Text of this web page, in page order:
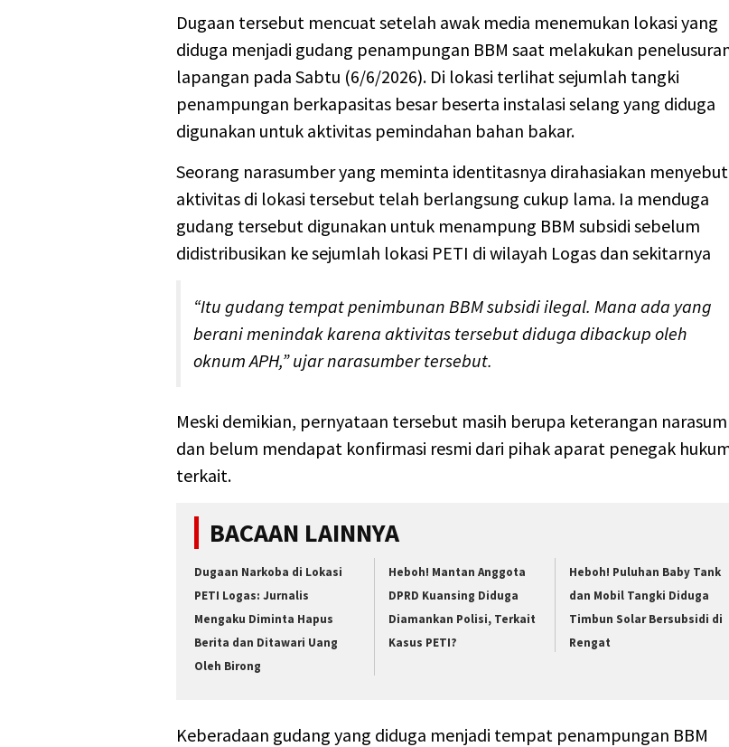
Dugaan tersebut mencuat setelah awak media menemukan lokasi yang
diduga menjadi gudang penampungan BBM saat melakukan
lapangan pada Sabtu (6/6/2026). Di lokasi terlihat sejumlah tangki
penampungan berkapasitas besar beserta instalasi selang yang diduga
digunakan untuk aktivitas pemindahan bahan bakar.
Seorang narasumber yang meminta identitasnya dirahasiakan menyebut
aktivitas di lokasi tersebut telah berlangsung cukup lama. Ia menduga
gudang tersebut digunakan untuk menampung BBM subsidi sebelum
didistribusikan ke sejumlah lokasi PETI di wilayah Logas dan sekitarnya
“Itu gudang tempat penimbunan BBM subsidi ilegal. Mana ada yang
berani menindak karena aktivitas tersebut diduga dibackup oleh
oknum APH,” ujar narasumber tersebut.
Meski demikian, pernyataan tersebut masih berupa keterangan
dan belum mendapat konfirmasi resmi dari pihak aparat penegak
terkait.
BACAAN LAINNYA
Dugaan Narkoba di Lokasi
PETI Logas: Jurnalis
Mengaku Diminta Hapus
Berita dan Ditawari Uang
Oleh Birong
Heboh! Mantan Anggota
DPRD Kuansing Diduga
Diamankan Polisi, Terkait
Kasus PETI?
Heboh! Puluhan Baby Tank
dan Mobil Tangki Diduga
Timbun Solar Bersubsidi di
Rengat
Keberadaan gudang yang diduga menjadi tempat penampungan BBM